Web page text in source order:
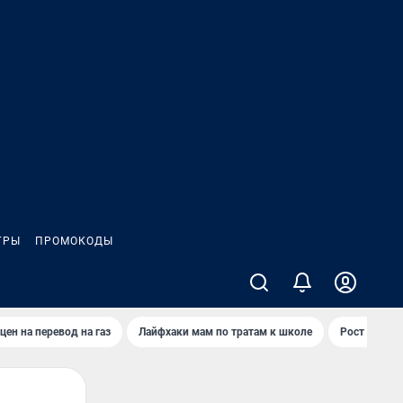
ПРОМОКОДЫ
на перевод на газ Лайфхаки мам по тратам к школе Рост цен на